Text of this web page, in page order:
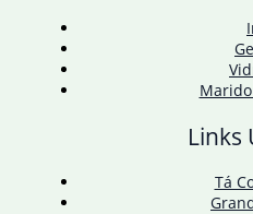
Links
Tá